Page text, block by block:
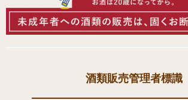
酒類販売管理者標識